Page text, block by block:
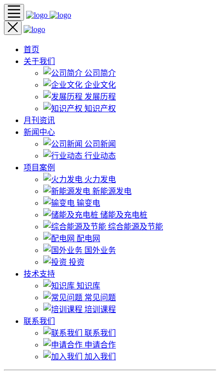
首页
关于我们
公司简介
企业文化
发展历程
知识产权
月刊资讯
新闻中心
公司新闻
行业动态
项目案例
火力发电
新能源发电
输变电
储能及充电桩
综合能源及节能
配电网
国外业务
投资
技术支持
知识库
常见问题
培训课程
联系我们
联系我们
申请合作
加入我们